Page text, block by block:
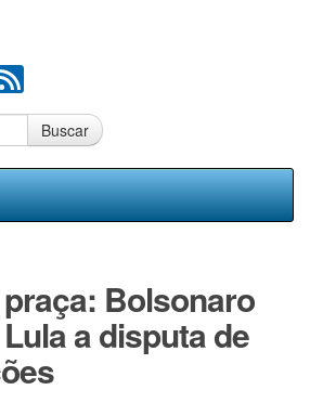
Buscar
Bolsonaro
a disputa de